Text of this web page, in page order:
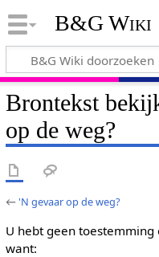
B&G Wiki
Brontekst
op de weg?
←'N gevaar op de weg?
U hebt geen
want: